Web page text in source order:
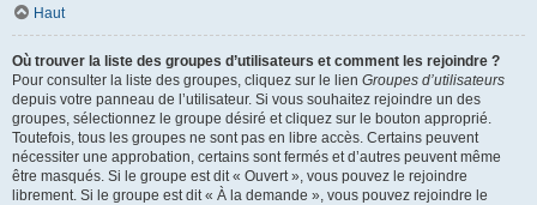
Haut
Où trouver la liste des groupes d’utilisateurs et comment les rejoindre ?
Pour consulter la liste des groupes, cliquez sur le lien Groupes d’utilisateurs
depuis votre panneau de l’utilisateur. Si vous souhaitez rejoindre un des
groupes, sélectionnez le groupe désiré et cliquez sur le bouton approprié.
Toutefois, tous les groupes ne sont pas en libre accès. Certains peuvent
nécessiter une approbation, certains sont fermés et d’autres peuvent même
être masqués. Si le groupe est dit « Ouvert », vous pouvez le rejoindre
librement. Si le groupe est dit « À la demande », vous pouvez rejoindre le